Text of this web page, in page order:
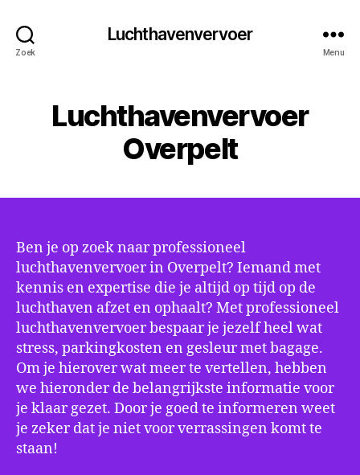
Zoek
Luchthavenvervoer
Menu
Luchthavenvervoer
Overpelt
Ben je op zoek naar professioneel
luchthavenvervoer in Overpelt? Iemand met
kennis en expertise die je altijd op tijd op de
luchthaven afzet en ophaalt? Met professioneel
luchthavenvervoer bespaar je jezelf heel wat
stress, parkingkosten en gesleur met bagage.
Om je hierover wat meer te vertellen, hebben
we hieronder de belangrijkste informatie voor
je klaar gezet. Door je goed te informeren weet
je zeker dat je niet voor verrassingen komt te
staan!